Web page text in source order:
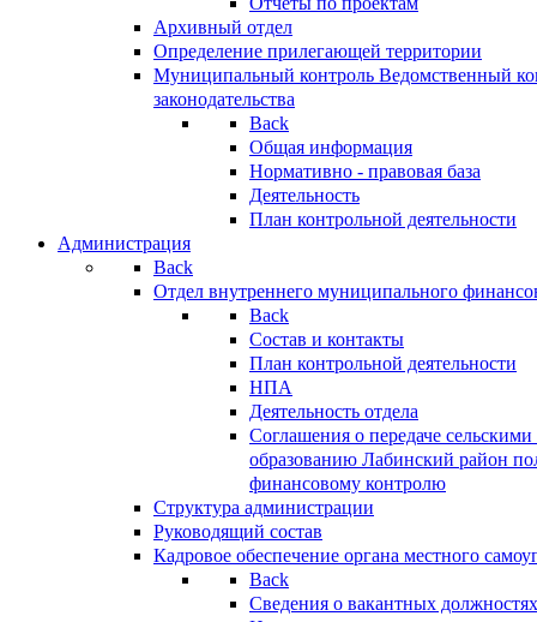
Архивный отдел
Определение прилегающей территории
Муниципальный контроль Ведомственный
законодательства
Back
Общая информация
Нормативно - правовая база
Деятельность
План контрольной деятельности
Администрация
Back
Отдел внутреннего муниципального
Back
Состав и контакты
План контрольной деятельности
НПА
Деятельность отдела
Соглашения о передаче
образованию Лабинский район
финансовому контролю
Структура администрации
Руководящий состав
Кадровое обеспечение органа местного
Back
Сведения о вакантных